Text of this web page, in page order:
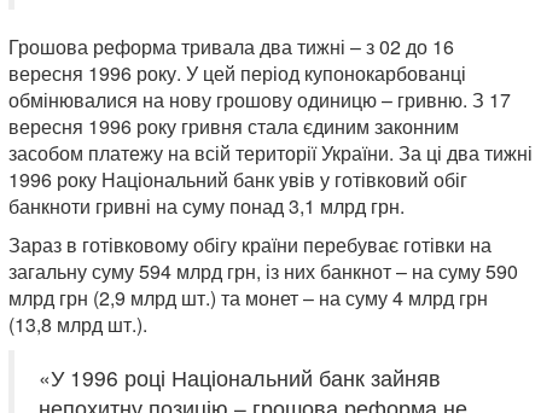
Грошова реформа тривала два тижні – з 02 до 16
вересня 1996 року. У цей період купонокарбованці
обмінювалися на нову грошову одиницю – гривню. З 17
вересня 1996 року гривня стала єдиним законним
засобом платежу на всій території України. За ці два тижні
1996 року Національний банк увів у готівковий обіг
банкноти гривні на суму понад 3,1 млрд грн.
Зараз в готівковому обігу країни перебуває готівки на
загальну суму 594 млрд грн, із них банкнот – на суму 590
млрд грн (2,9 млрд шт.) та монет – на суму 4 млрд грн
(13,8 млрд шт.).
«У 1996 році Національний банк зайняв